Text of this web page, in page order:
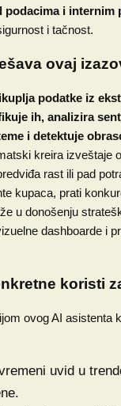
podacima i internim
i tačnost.
ovaj
podatke iz
ih, analizira
i detektuje
kreira izveštaje
rast ili pad
kupaca, prati
u donošenju
dashboarde i
koristi
ovog AI asistenta
uvid u